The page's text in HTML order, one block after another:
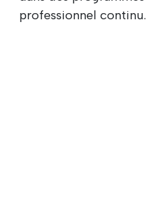
professionnel continu.